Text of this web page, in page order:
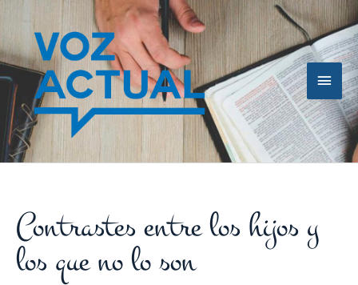
contenido
Contrastes entre los hijos y
los que no lo son